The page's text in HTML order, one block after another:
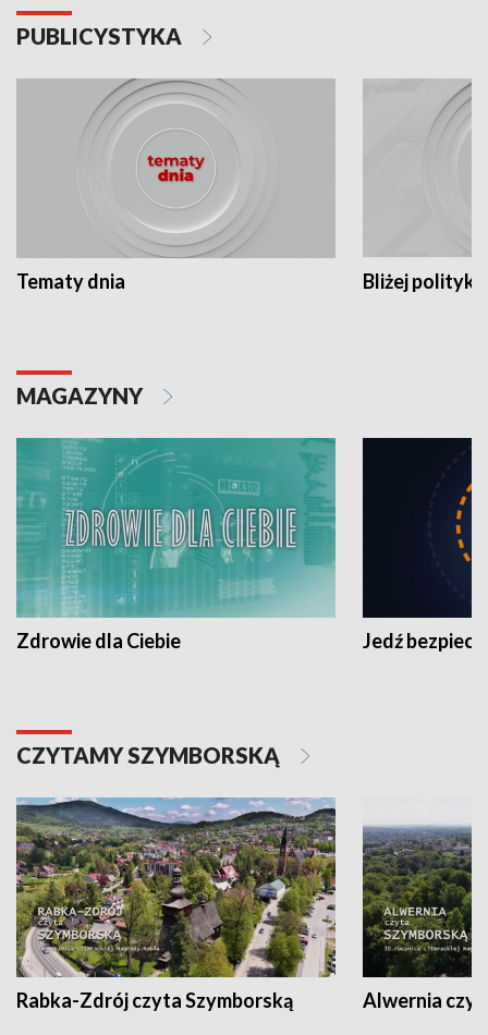
PUBLICYSTYKA
Tematy dnia Bliżej polityki
MAGAZYNY
Zdrowie dla Ciebie Jedź
CZYTAMY SZYMBORSKĄ
Rabka-Zdrój czyta Szymborską Alwernia